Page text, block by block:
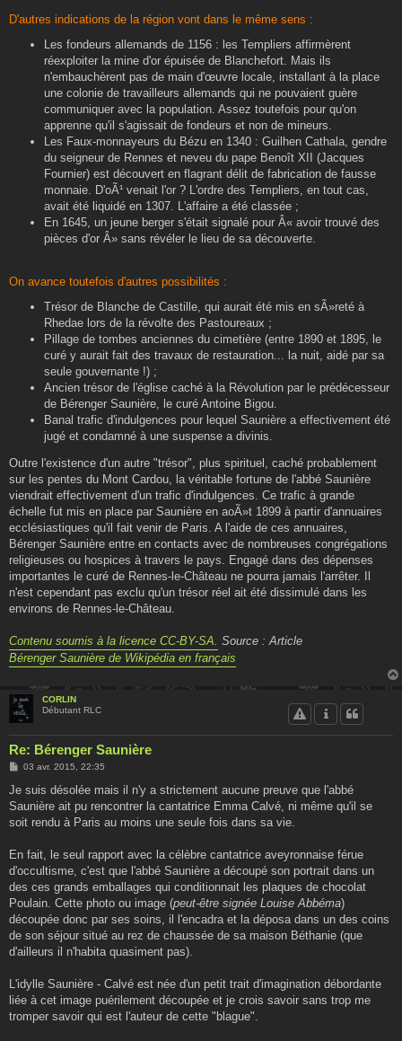
D'autres indications de la région vont dans le même sens :
Les fondeurs allemands de 1156 : les Templiers affirmèrent
réexploiter la mine d'or épuisée de Blanchefort. Mais ils
n'embauchèrent pas de main d'œuvre locale, installant à la place
une colonie de travailleurs allemands qui ne pouvaient guère
communiquer avec la population. Assez toutefois pour qu'on
apprenne qu'il s'agissait de fondeurs et non de mineurs.
Les Faux-monnayeurs du Bézu en 1340 : Guilhen Cathala, gendre
du seigneur de Rennes et neveu du pape Benoît XII (Jacques
Fournier) est découvert en flagrant délit de fabrication de fausse
monnaie. D'oÃ¹ venait l'or ? L'ordre des Templiers, en tout cas,
avait été liquidé en 1307. L'affaire a été classée ;
En 1645, un jeune berger s'était signalé pour Â« avoir trouvé des
pièces d'or Â» sans révéler le lieu de sa découverte.
On avance toutefois d'autres possibilités :
Trésor de Blanche de Castille, qui aurait été mis en sÃ»reté à
Rhedae lors de la révolte des Pastoureaux ;
Pillage de tombes anciennes du cimetière (entre 1890 et 1895, le
curé y aurait fait des travaux de restauration... la nuit, aidé par sa
seule gouvernante !) ;
Ancien trésor de l'église caché à la Révolution par le prédécesseur
de Bérenger Saunière, le curé Antoine Bigou.
Banal trafic d'indulgences pour lequel Saunière a effectivement été
jugé et condamné à une suspense a divinis.
Outre l'existence d'un autre "trésor", plus spirituel, caché probablement
sur les pentes du Mont Cardou, la véritable fortune de l'abbé Saunière
viendrait effectivement d'un trafic d'indulgences. Ce trafic à grande
échelle fut mis en place par Saunière en aoÃ»t 1899 à partir d'annuaires
ecclésiastiques qu'il fait venir de Paris. A l'aide de ces annuaires,
Bérenger Saunière entre en contacts avec de nombreuses congrégations
religieuses ou hospices à travers le pays. Engagé dans des dépenses
importantes le curé de Rennes-le-Château ne pourra jamais l'arrêter. Il
n'est cependant pas exclu qu'un trésor réel ait été dissimulé dans les
environs de Rennes-le-Château.
Contenu soumis à la licence CC-BY-SA. Source : Article
Bérenger Saunière de Wikipédia en français
CORLIN
Débutant RLC
Re: Bérenger Saunière
M
s
a
g
03 avr. 2015, 22:35
Je suis désolée mais il n'y a strictement aucune preuve que l'abbé
Saunière ait pu rencontrer la cantatrice Emma Calvé, ni même qu'il se
soit rendu à Paris au moins une seule fois dans sa vie.
En fait, le seul rapport avec la célèbre cantatrice aveyronnaise férue
d'occultisme, c'est que l'abbé Saunière a découpé son portrait dans un
des ces grands emballages qui conditionnait les plaques de chocolat
Poulain. Cette photo ou image (peut-être signée Louise Abbéma)
découpée donc par ses soins, il l'encadra et la déposa dans un des coins
de son séjour situé au rez de chaussée de sa maison Béthanie (que
d'ailleurs il n'habita quasiment pas).
L'idylle Saunière - Calvé est née d'un petit trait d'imagination débordante
liée à cet image puérilement découpée et je crois savoir sans trop me
tromper savoir qui est l'auteur de cette "blague".